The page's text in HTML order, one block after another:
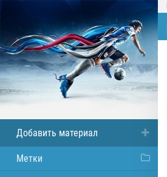
Добавить материал
Метки